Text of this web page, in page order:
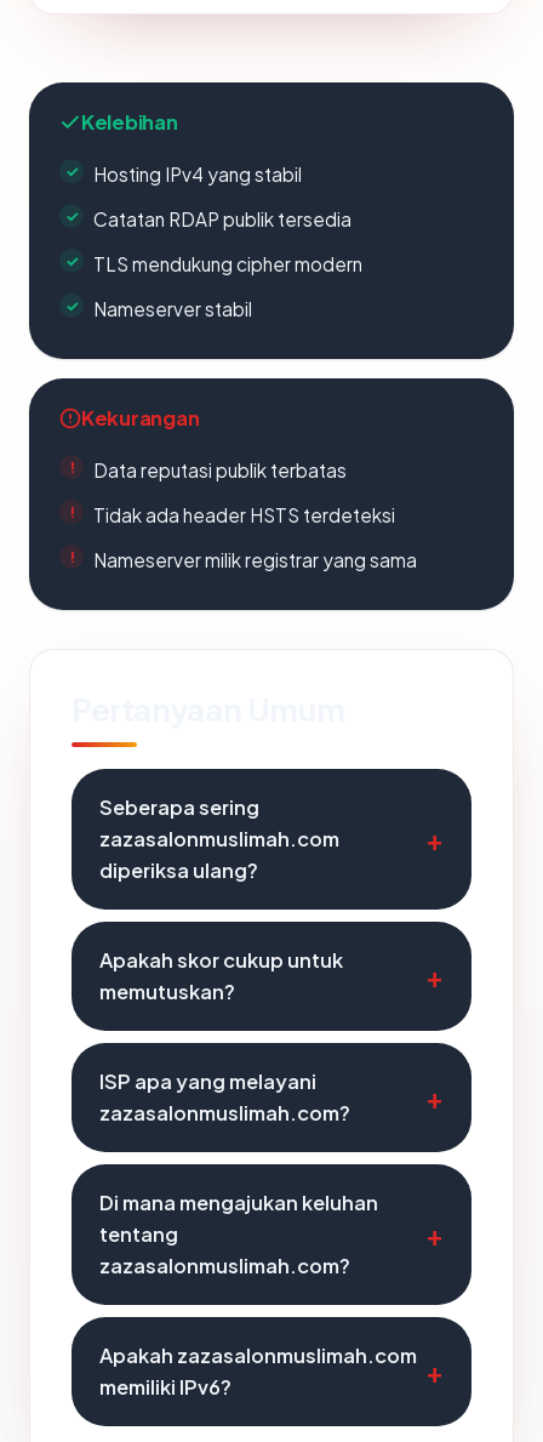
Kelebihan
Hosting IPv4 yang stabil
Catatan RDAP publik tersedia
TLS mendukung cipher modern
Nameserver stabil
Kekurangan
Data reputasi publik terbatas
Tidak ada header HSTS terdeteksi
Nameserver milik registrar yang sama
Seberapa sering
zazasalonmuslimah.com
diperiksa ulang?
Apakah skor cukup untuk
memutuskan?
ISP apa yang melayani
zazasalonmuslimah.com?
Di mana mengajukan keluhan
tentang
zazasalonmuslimah.com?
Apakah zazasalonmuslimah.com
memiliki IPv6?